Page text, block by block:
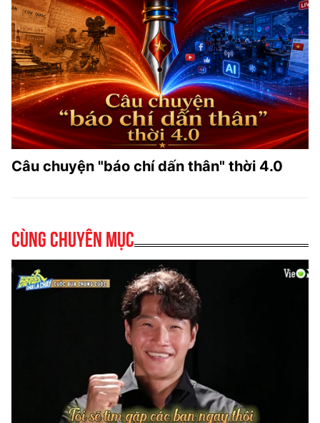
Câu chuyện "báo chí dấn thân" thời 4.0
Cùng chuyên mục